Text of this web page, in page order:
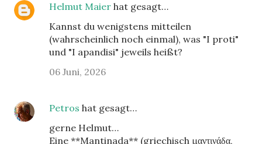
Helmut Maier hat gesagt…
Kannst du wenigstens mitteilen
(wahrscheinlich noch einmal), was "I proti"
und "I apandisi" jeweils heißt?
06 Juni, 2026
Petros hat gesagt…
gerne Helmut…
Eine **Mantinada** (griechisch μαντινάδα,